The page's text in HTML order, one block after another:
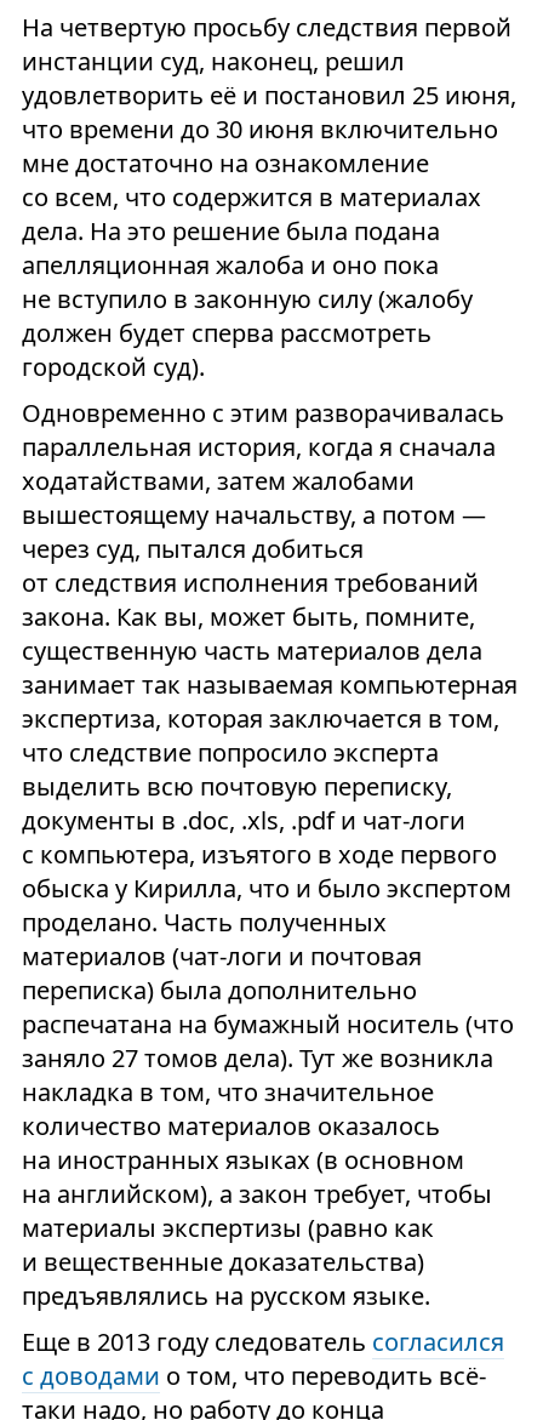
На четвертую просьбу следствия первой
инстанции суд, наконец, решил
удовлетворить её и постановил 25 июня,
что времени до 30 июня включительно
мне достаточно на ознакомление
со всем, что содержится в материалах
дела. На это решение была подана
апелляционная жалоба и оно пока
не вступило в законную силу (жалобу
должен будет сперва рассмотреть
городской суд).
Одновременно с этим разворачивалась
параллельная история, когда я сначала
ходатайствами, затем жалобами
вышестоящему начальству, а потом —
через суд, пытался добиться
от следствия исполнения требований
закона. Как вы, может быть, помните,
существенную часть материалов дела
занимает так называемая компьютерная
экспертиза, которая заключается в том,
что следствие попросило эксперта
выделить всю почтовую переписку,
документы в .doc, .xls, .pdf и чат-логи
с компьютера, изъятого в ходе первого
обыска у Кирилла, что и было экспертом
проделано. Часть полученных
материалов (чат-логи и почтовая
переписка) была дополнительно
распечатана на бумажный носитель (что
заняло 27 томов дела). Тут же возникла
накладка в том, что значительное
количество материалов оказалось
на иностранных языках (в основном
на английском), а закон требует, чтобы
материалы экспертизы (равно как
и вещественные доказательства)
предъявлялись на русском языке.
Еще в 2013 году следователь согласился
с доводами о том, что переводить всё-
таки надо, но работу до конца